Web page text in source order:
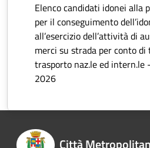
Elenco candidati idonei alla
per il conseguimento
all’esercizio dell’attività di
merci su strada per conto
trasporto naz.le ed intern.le
2026
Città